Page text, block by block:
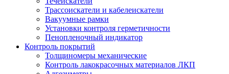
Трассоискатели и кабелеискатели
Вакуумные рамки
Установки контроля герметичности
Пенопленочный индикатор
Контроль покрытий
Толщиномеры механические
Контроль лакокрасочных материалов ЛКП